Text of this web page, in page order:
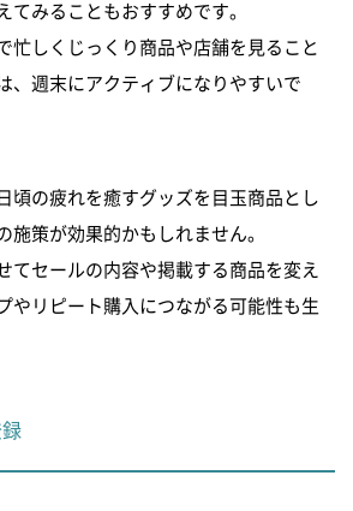
てみることもおすすめです。
忙しくじっくり商品や店舗を見ること
、週末にアクティブになりやすいで
頃の疲れを癒すグッズを目玉商品とし
施策が効果的かもしれません。
てセールの内容や掲載する商品を変え
やリピート購入につながる可能性も生